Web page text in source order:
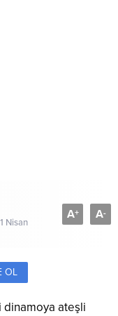
Nisan
A+ A-
OL
dinamoya ateşli